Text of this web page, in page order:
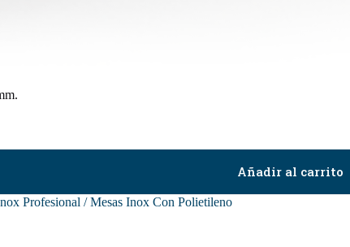
Añadir al carrito
Profesional / Mesas Inox Con Polietileno